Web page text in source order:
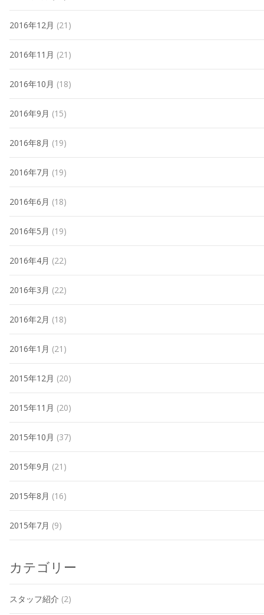
2016年12月 (21)
2016年11月 (21)
2016年10月 (18)
2016年9月 (15)
2016年8月 (19)
2016年7月 (19)
2016年6月 (18)
2016年5月 (19)
2016年4月 (22)
2016年3月 (22)
2016年2月 (18)
2016年1月 (21)
2015年12月 (20)
2015年11月 (20)
2015年10月 (37)
2015年9月 (21)
2015年8月 (16)
2015年7月 (9)
カテゴリー
スタッフ紹介 (2)